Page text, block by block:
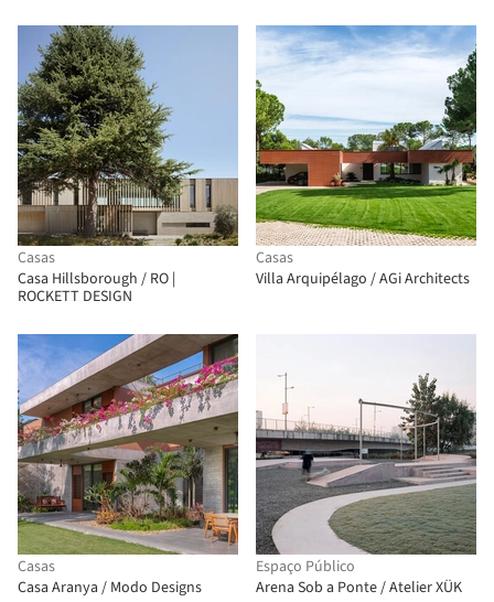
Casas
Casa Hillsborough / RO |
ROCKETT DESIGN
Casas
Villa Arquipélago / AGi Architects
Casas
Casa Aranya / Modo Designs
Espaço Público
Arena Sob a Ponte / Atelier XÜK